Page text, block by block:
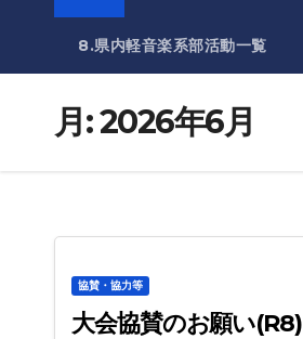
8.県内軽音楽系部活動一覧
月:2026年6月
協賛・協力等
大会協賛のお願い(R8)